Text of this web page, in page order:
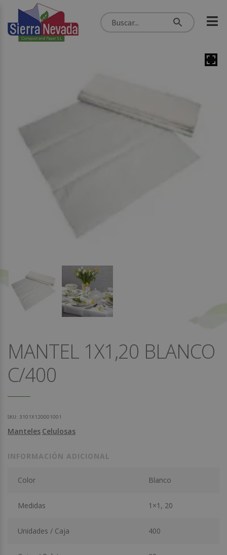
MANTEL 1X1,20 BLANCO
C/400
SKU: 3101X120001001
Manteles Celulosas
INFORMACIÓN ADICIONAL
Color Blanco
Medidas 1×1, 20
Unidades / Caja 400